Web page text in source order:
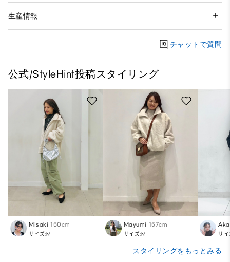
生産情報
チャットで質問
公式/StyleHint投稿スタイリング
Misaki 150cm
サイズ:M
Mayumi 157cm
サイズ:M サイ
スタイリングをもっとみる